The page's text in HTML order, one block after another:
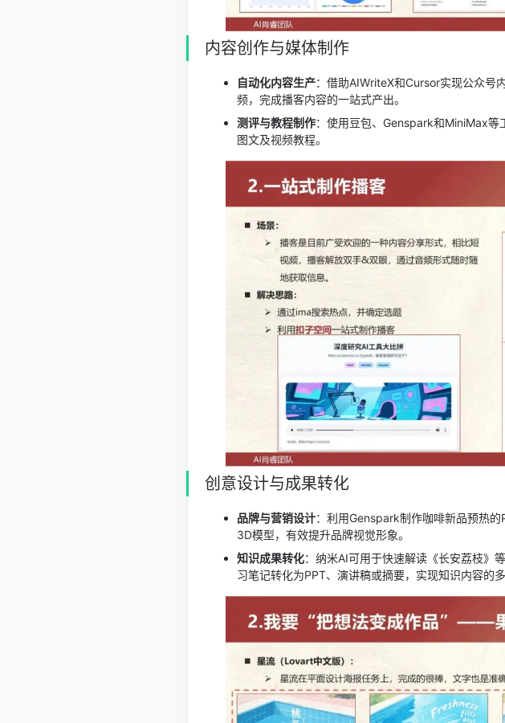
内容创作与媒体制作
自动化内容生产：借助AIWriteX和Cursor实现公众号
频，完成播客内容的一站式产出。
测评与教程制作：使用豆包、Genspark和MiniMax等
图文及视频教程。
创意设计与成果转化
品牌与营销设计：利用Genspark制作咖啡新品预热
3D模型，有效提升品牌视觉形象。
知识成果转化：纳米AI可用于快速解读《长安荔枝》
习笔记转化为PPT、演讲稿或摘要，实现知识内容的多